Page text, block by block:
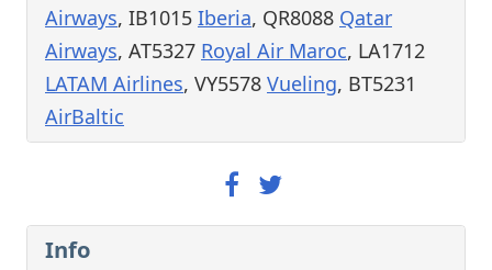
Airways, IB1015 Iberia, QR8088 Qatar
Airways, AT5327 Royal Air Maroc, LA1712
LATAM Airlines, VY5578 Vueling, BT5231
AirBaltic
Info